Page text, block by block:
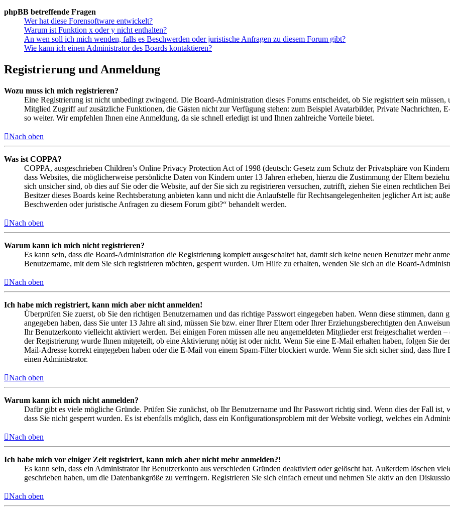
phpBB betreffende Fragen
Wer hat diese Forensoftware entwickelt?
Warum ist Funktion x oder y nicht enthalten?
An wen soll ich mich wenden, falls es Beschwerden oder juristische Anfragen zu diesem Forum gibt?
Wie kann ich einen Administrator des Boards kontaktieren?
Registrierung und Anmeldung
Wozu muss ich mich registrieren?
Eine Registrierung ist nicht unbedingt zwingend. Die Board-Administration dieses Forums entscheidet, ob Sie registriert sein
Mitglied Zugriff auf zusätzliche Funktionen, die Gästen nicht zur Verfügung stehen: zum Beispiel Avatarbilder, Private Nachrichten,
so weiter. Wir empfehlen Ihnen eine Anmeldung, da sie schnell erledigt ist und Ihnen zahlreiche Vorteile bietet.
Nach oben
Was ist COPPA?
COPPA, ausgeschrieben Children’s Online Privacy Protection Act of 1998 (deutsch: Gesetz zum Schutz der Privatsphäre von
dass Websites, die möglicherweise persönliche Daten von Kindern unter 13 Jahren erheben, hierzu die Zustimmung der Eltern
sich unsicher sind, ob dies auf Sie oder die Website, auf der Sie sich zu registrieren versuchen, zutrifft, ziehen Sie einen rechtlichen
Besitzer dieses Boards keine Rechtsberatung anbieten kann und nicht die Anlaufstelle für Rechtsangelegenheiten jeglicher Art ist;
Beschwerden oder juristische Anfragen zu diesem Forum gibt?“ behandelt werden.
Nach oben
Warum kann ich mich nicht registrieren?
Es kann sein, dass die Board-Administration die Registrierung komplett ausgeschaltet hat, damit sich keine neuen Benutzer mehr
Benutzername, mit dem Sie sich registrieren möchten, gesperrt wurden. Um Hilfe zu erhalten, wenden Sie sich an die Board-
Nach oben
Ich habe mich registriert, kann mich aber nicht anmelden!
Überprüfen Sie zuerst, ob Sie den richtigen Benutzernamen und das richtige Passwort eingegeben haben. Wenn diese stimmen, dann
angegeben haben, dass Sie unter 13 Jahre alt sind, müssen Sie bzw. einer Ihrer Eltern oder Ihrer Erziehungsberechtigten den
Ihr Benutzerkonto vielleicht aktiviert werden. Bei einigen Foren müssen alle neu angemeldeten Mitglieder erst freigeschaltet werden
der Registrierung wurde Ihnen mitgeteilt, ob eine Aktivierung nötig ist oder nicht. Wenn Sie eine E-Mail erhalten haben, folgen Sie
Mail-Adresse korrekt eingegeben haben oder die E-Mail von einem Spam-Filter blockiert wurde. Wenn Sie sich sicher sind, dass
einen Administrator.
Nach oben
Warum kann ich mich nicht anmelden?
Dafür gibt es viele mögliche Gründe. Prüfen Sie zunächst, ob Ihr Benutzername und Ihr Passwort richtig sind. Wenn dies der Fall ist,
dass Sie nicht gesperrt wurden. Es ist ebenfalls möglich, dass ein Konfigurationsproblem mit der Website vorliegt, welches ein
Nach oben
Ich habe mich vor einiger Zeit registriert, kann mich aber nicht mehr anmelden?!
Es kann sein, dass ein Administrator Ihr Benutzerkonto aus verschieden Gründen deaktiviert oder gelöscht hat. Außerdem löschen
geschrieben haben, um die Datenbankgröße zu verringern. Registrieren Sie sich einfach erneut und nehmen Sie aktiv an den
Nach oben